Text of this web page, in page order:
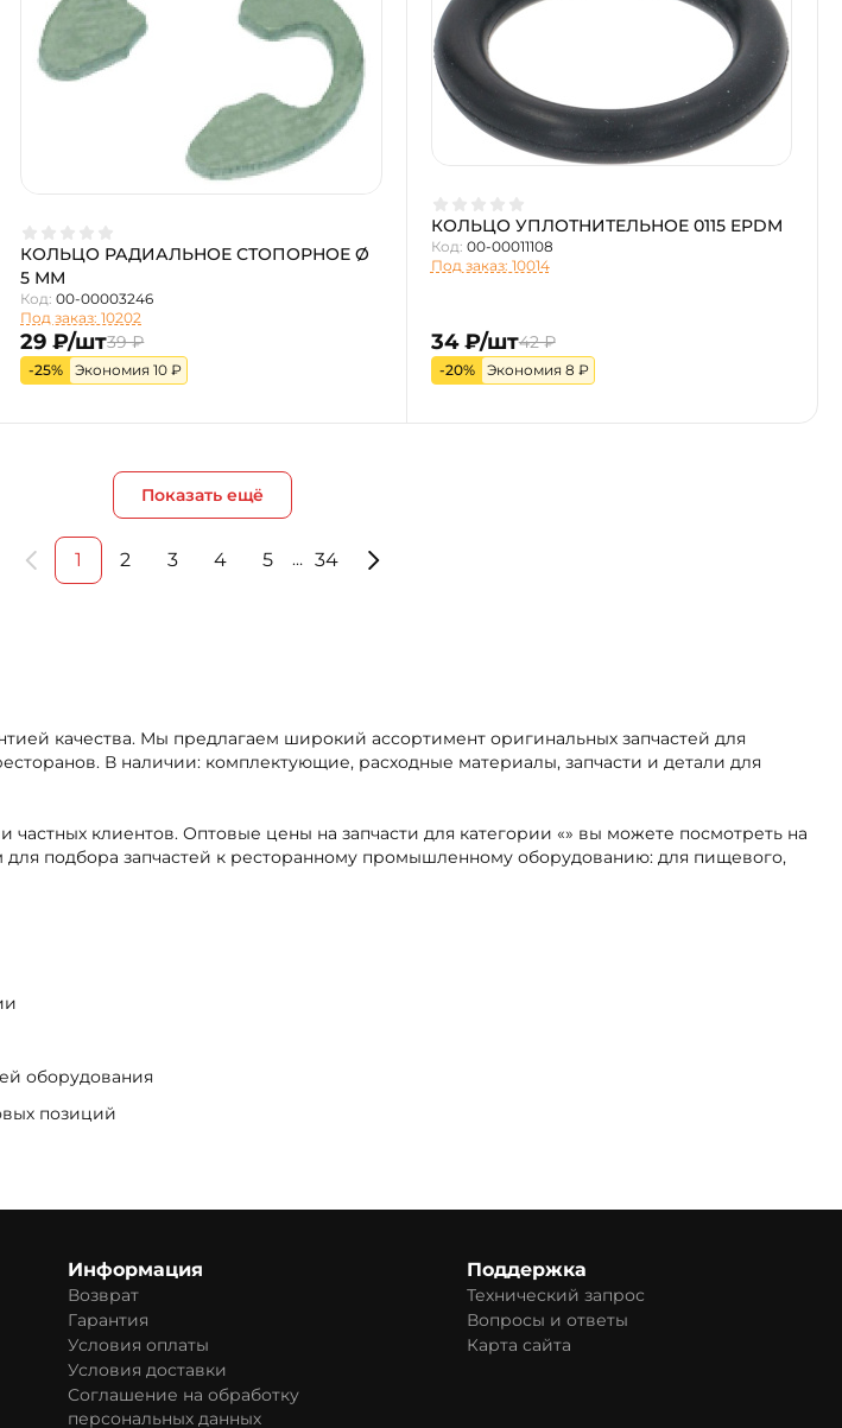
КОЛЬЦО РАДИАЛЬНОЕ СТОПОРНОЕ Ø
5 ММ
Код:00-00003246
Под заказ: 10202
29 ₽/шт39 ₽
-25% Экономия 10 ₽
КОЛЬЦО УПЛОТНИТЕЛЬНОЕ 0115 EPDM
Код: 00-00011108
Под заказ: 10014
34 ₽/шт42 ₽
-20% Экономия 8 ₽
Показать ещё
1 2 3 4 5 … 34
качества. Мы предлагаем широкий ассортимент оригинальных запчастей для
В наличии: комплектующие, расходные материалы, запчасти и детали для
клиентов. Оптовые цены на запчасти для категории «» вы можете посмотреть на
для подбора запчастей к ресторанному промышленному оборудованию: для пищевого,
оборудования
позиций
Информация
Возврат
Гарантия
Условия оплаты
Условия доставки
Соглашение на обработку
персональных данных
Поддержка
Технический запрос
Вопросы и ответы
Карта сайта